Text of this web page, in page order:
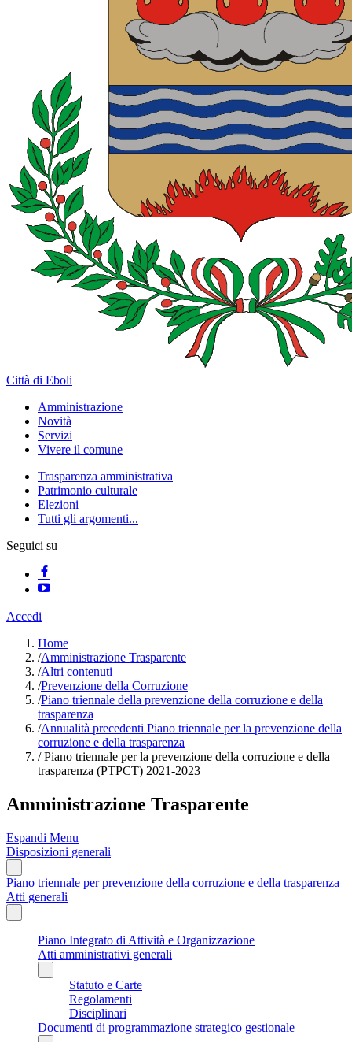
Città di Eboli
Amministrazione
Novità
Servizi
Vivere il comune
Trasparenza amministrativa
Patrimonio culturale
Elezioni
Tutti gli argomenti...
Seguici su
Accedi
Home
/Amministrazione Trasparente
/Altri contenuti
/Prevenzione della Corruzione
/Piano triennale della prevenzione della corruzione e della
trasparenza
/Annualità precedenti Piano triennale per la prevenzione della
corruzione e della trasparenza
/Piano triennale per la prevenzione della corruzione e della
trasparenza (PTPCT) 2021-2023
Amministrazione Trasparente
Espandi Menu
Disposizioni generali
Piano triennale per prevenzione della corruzione e della trasparenza
Atti generali
Piano Integrato di Attività e Organizzazione
Atti amministrativi generali
Statuto e Carte
Regolamenti
Disciplinari
Documenti di programmazione strategico gestionale